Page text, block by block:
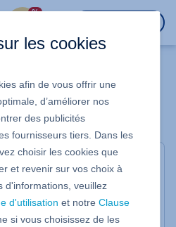
%
vos coordonnées
contact
nous avons besoin de
changer votre nom ou le nom
les cookies
afin de vous offrir une
d’améliorer nos
des publicités
fournisseurs tiers. Dans les
choisir les cookies que
et revenir sur vos choix à
d'informations, veuillez
d'utilisation et notreClause
si vous choisissez de les